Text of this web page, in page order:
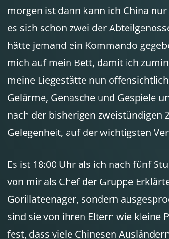
morgen ist dann kann ich China
es sich schon zwei der
hätte jemand ein Kommando
mich auf mein Bett, damit ich
meine Liegestätte nun
Gelärme, Genasche und Gespiele
nach der bisherigen zweistündigen
Gelegenheit, auf der wichtigsten
Es ist 18:00 Uhr als ich nach fünf
von mir als Chef der Gruppe
Gorillateenager, sondern
sind sie von ihren Eltern wie kleine
fest, dass viele Chinesen